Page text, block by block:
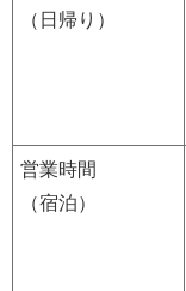
（日帰り）
営業時間
（宿泊）